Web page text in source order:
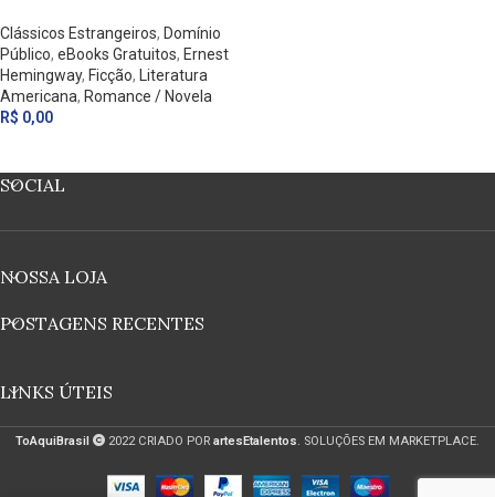
Clássicos Estrangeiros, Domínio
Público, eBooks Gratuitos, Ernest
Hemingway, Ficção,
Literatura
Americana, Romance / Novela
R$ 0,00
SOCIAL
NOSSA LOJA
POSTAGENS RECENTES
LINKS ÚTEIS
ToAquiBrasil 2022 CRIADO POR artesEtalentos. SOLUÇÕES EM MARKETPLACE.